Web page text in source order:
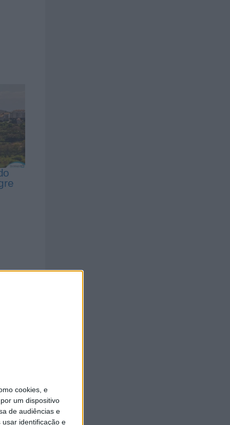
cookies, e
um dispositivo
de audiências e
identificação e